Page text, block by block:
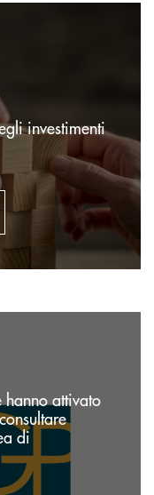
investimenti
attivato
di